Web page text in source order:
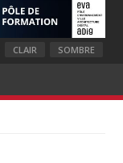
CLAIR SOMBRE